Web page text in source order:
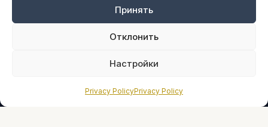
Принять
Отклонить
Настройки
Privacy PolicyPrivacy Policy
Оплата онлайн